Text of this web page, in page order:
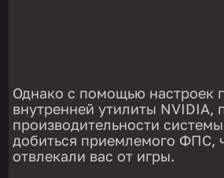
Однако с помощью настроек
внутренней утилиты NVIDIA,
производительности
добиться приемлемого ФПС,
отвлекали вас от игры.